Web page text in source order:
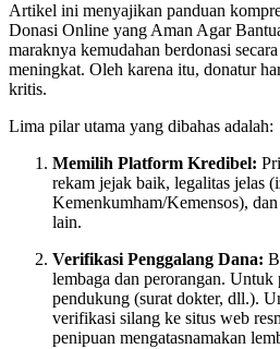
Artikel ini menyajikan panduan
Donasi Online yang Aman Agar
maraknya kemudahan berdonasi
meningkat. Oleh karena itu, donatur
kritis.
Lima pilar utama yang dibahas adalah:
Memilih Platform Kredibel:
rekam jejak baik, legalitas jelas
Kemenkumham/Kemensos),
lain.
Verifikasi Penggalang Dana:
lembaga dan perorangan. Untuk
pendukung (surat dokter, dll.).
verifikasi silang ke situs web
penipuan mengatasnamakan